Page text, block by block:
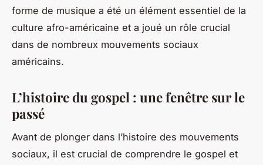
forme de musique a été un élément essentiel de la
culture afro-américaine et a joué un rôle crucial
dans de nombreux mouvements sociaux
américains.
L’histoire du gospel : une fenêtre sur le
passé
Avant de plonger dans l’histoire des mouvements
sociaux, il est crucial de comprendre le gospel et